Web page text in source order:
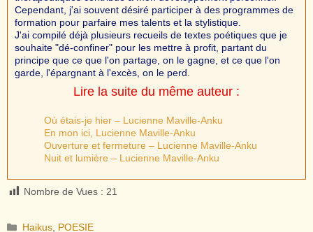
Cependant, j'ai souvent désiré participer à des programmes de
formation pour parfaire mes talents et la stylistique.
J'ai compilé déjà plusieurs recueils de textes poétiques que je
souhaite "dé-confiner" pour les mettre à profit, partant du
principe que ce que l'on partage, on le gagne, et ce que l'on
garde, l'épargnant à l'excès, on le perd.
Lire la suite du même auteur :
Où étais-je hier – Lucienne Maville-Anku
En mon ici, Lucienne Maville-Anku
Ouverture et fermeture – Lucienne Maville-Anku
Nuit et lumière – Lucienne Maville-Anku
Nombre de Vues : 21
Catégories
Haikus POESIE